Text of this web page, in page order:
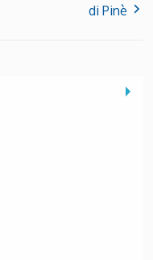
di Pinè